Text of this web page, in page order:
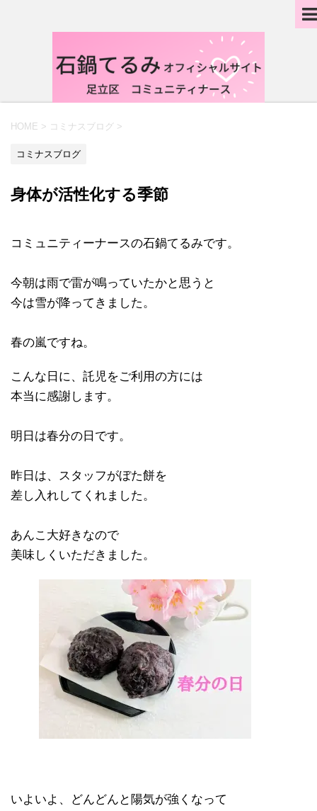
HOME > コミナスブログ >
コミナスブログ
身体が活性化する季節
コミュニティーナースの石鍋てるみです。
今朝は雨で雷が鳴っていたかと思うと
今は雪が降ってきました。
春の嵐ですね。
こんな日に、託児をご利用の方には
本当に感謝します。
明日は春分の日です。
昨日は、スタッフがぼた餅を
差し入れしてくれました。
あんこ大好きなので
美味しくいただきました。
いよいよ、どんどんと陽気が強くなって